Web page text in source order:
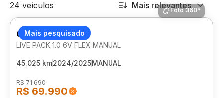
24 veículos Mais relevantes
Mais pesquisado
Foto 360º
CITROEN C3
LIVE PACK 1.0 6V FLEX MANUAL
45.025 km2024/2025MANUAL
R$ 71.690
R$ 69.990